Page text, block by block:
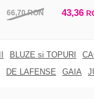
66,70RON 43,36
BLUZE si TOPURI
DE LAFENSE GAIA